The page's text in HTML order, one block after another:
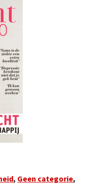
, Geen categorie,